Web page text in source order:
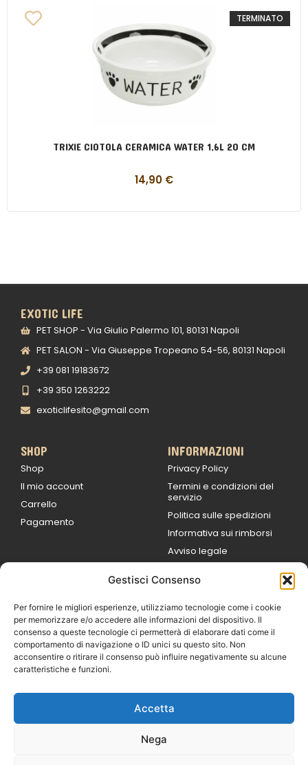
Gestisci Consenso
Per fornire le migliori esperienze, utilizziamo tecnologie come i cookie
per memorizzare e/o accedere alle informazioni del dispositivo. Il
consenso a queste tecnologie ci permetterà di elaborare dati come il
comportamento di navigazione o ID unici su questo sito. Non
acconsentire o ritirare il consenso può influire negativamente su alcune
caratteristiche e funzioni.
Accetta
Nega
TERMINATO
TRIXIE CIOTOLA CERAMICA WATER 1,6L 20 CM
14,90 €
EXOTIC LIFE
PET SHOP - Via Giulio Palermo 101, 80131 Napoli
PET SALON - Via Giuseppe Tropeano 54-56, 80131 Napoli
+39 081 19183672
+39 350 1263222
exoticlifesito@gmail.com
SHOP
Shop
Il mio account
Carrello
Pagamento
INFORMAZIONI
Privacy Policy
Termini e condizioni del
servizio
Politica sulle spedizioni
Informativa sui rimborsi
Avviso legale
9:00
Sabato 09:00 /
14:00
16:30 /
Domenica
Castaldi Luca | P.IVA
IT07259351216